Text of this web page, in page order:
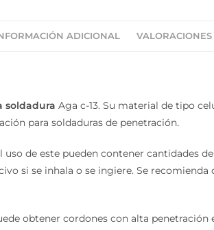
ADICIONAL
soldadura Aga c-13. Su material de tipo
para soldaduras de penetración.
de este pueden contener cantidades
si se inhala o se ingiere. Se
obtener cordones con alta